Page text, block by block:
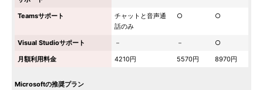
Teamsサポート
チャットと音声通
話のみ
○ ○
Visual Studioサポート － －
○
月額利用料金
4210円 5570円 8970円
Microsoftの推奨プラン